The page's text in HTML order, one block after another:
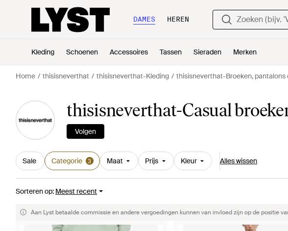
DAMES HEREN
Kleding Schoenen Accessoires Tassen Sieraden Merken
Home thisisneverthat thisisneverthat-Kleding thisisneverthat-Broeken, pantalons
thisisneverthat-Casual
Volgen
Sale Categorie 3 Maat Prijs Kleur Alles wissen
Sorteren op: Meest recent
Aan Lyst betaalde commissie en andere vergoedingen kunnen van invloed zijn op de positie